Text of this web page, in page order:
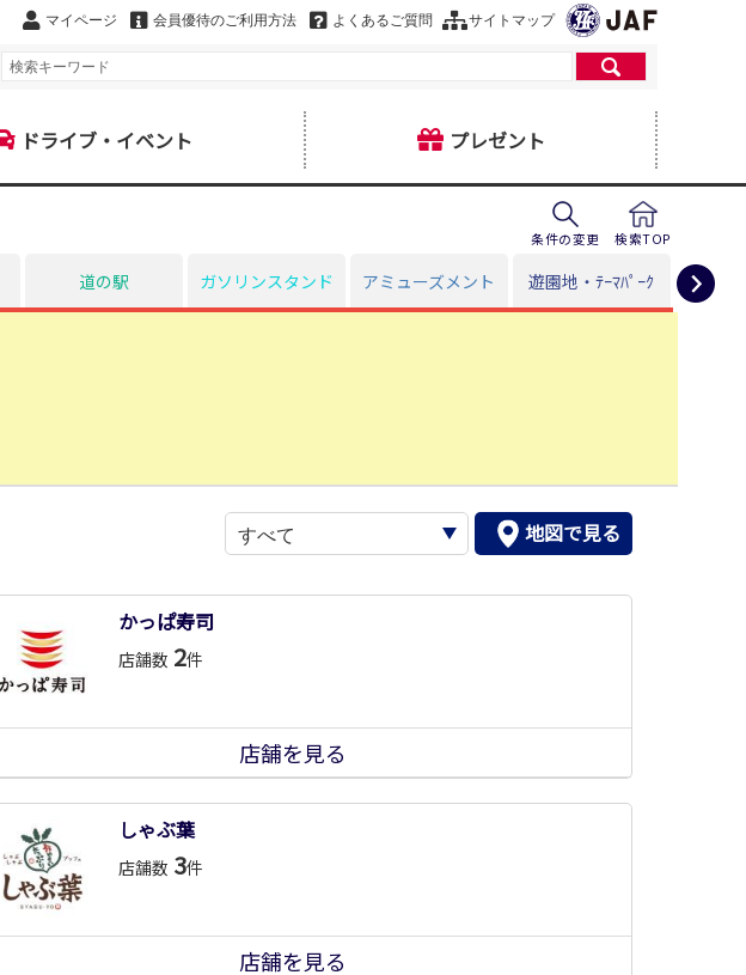
マイページ 会員優待のご利用方法 よくあるご質問 サイトマップ
ドライブ・イベント プレゼント
条件の変更 検索TOP
道の駅 ガソリンスタンド アミューズメント 遊園地・ﾃｰﾏﾊﾟｰｸ
地図で見る
かっぱ寿司
店舗数 2件
店舗を見る
しゃぶ葉
店舗数 3件
店舗を見る